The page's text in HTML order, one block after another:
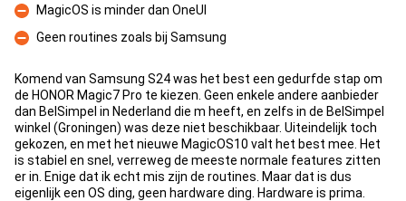
Contre
MagicOS is minder dan OneUI
Contre
Geen routines zoals bij Samsung
Komend van Samsung S24 was het best een gedurfde stap om
de HONOR Magic7 Pro te kiezen. Geen enkele andere aanbieder
dan BelSimpel in Nederland die m heeft, en zelfs in de BelSimpel
winkel (Groningen) was deze niet beschikbaar. Uiteindelijk toch
gekozen, en met het nieuwe MagicOS10 valt het best mee. Het
is stabiel en snel, verreweg de meeste normale features zitten
er in. Enige dat ik echt mis zijn de routines. Maar dat is dus
eigenlijk een OS ding, geen hardware ding. Hardware is prima.